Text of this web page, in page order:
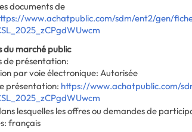
documents de
www.achatpublic.com/sdm/ent2/gen/
du marché public
de présentation:
par voie électronique: Autorisée
présentation: https://www.achatpublic.com/
lesquelles les offres ou demandes de
: français